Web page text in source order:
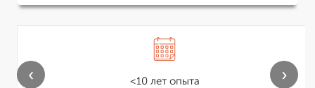
<10 лет опыта
‹ ›